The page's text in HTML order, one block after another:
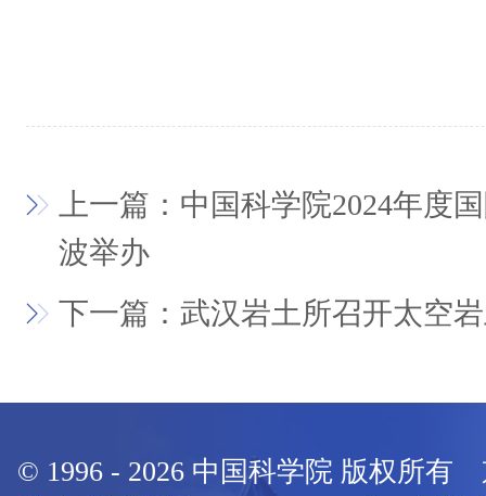
上一篇：中国科学院2024年度
波举办
下一篇：武汉岩土所召开太空
© 1996 - 2026 中国科学院 版权所有